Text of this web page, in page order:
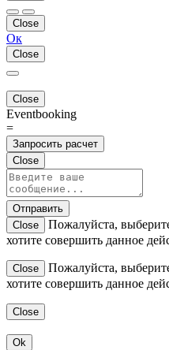
Close
Ок
Close
Close
Eventbooking
=
Запросить расчет
Close
Отправить
Close
Пожалуйста,
хотите совершить данное
Close
Пожалуйста,
хотите совершить данное
Close
Ok